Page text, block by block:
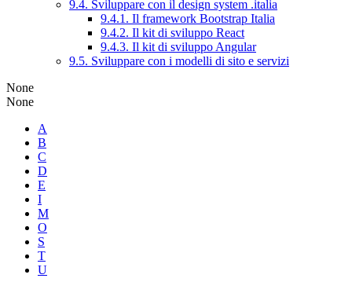
9.4. Sviluppare con il design system .italia
9.4.1. Il framework Bootstrap Italia
9.4.2. Il kit di sviluppo React
9.4.3. Il kit di sviluppo Angular
9.5. Sviluppare con i modelli di sito e servizi
None
None
A
B
C
D
E
I
M
O
S
T
U